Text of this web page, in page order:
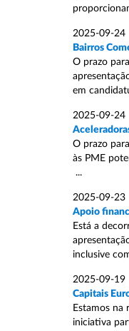
2025-09-24
Bairros
O prazo
em
2025-09-24
O prazo
às PME
...
2025-09-23
Apoio
Está a
inclusive
2025-09-19
Capitais
Estamos na
iniciativa